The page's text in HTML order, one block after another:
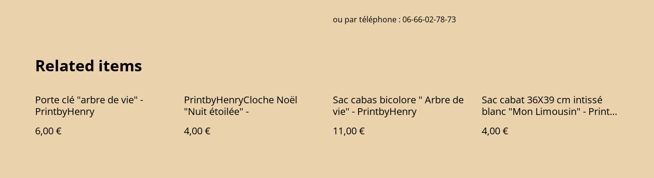
ou par téléphone : 06-66-02-78-73
Related items
Porte clé "arbre de vie" -
PrintbyHenry
6,00 €
PrintbyHenryCloche Noël
"Nuit étoilée" -
4,00 €
Sac cabas bicolore " Arbre de
vie" - PrintbyHenry
11,00 €
Sac cabat 36X39 cm intissé
blanc "Mon Limousin" - Print
4,00 €